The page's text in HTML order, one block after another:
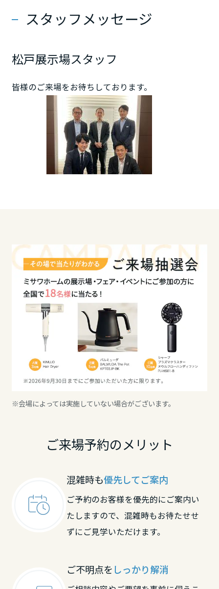
スタッフメッセージ
松戸展示場スタッフ
皆様のご来場をお待ちしております。
※会場によっては実施していない場合がございます。
ご来場予約のメリット
混雑時も優先してご案内
ご予約のお客様を優先的にご案内い
たしますので、混雑時もお待たせせ
ずにご見学いただけます。
ご不明点を しっかり解消
鹿児島県